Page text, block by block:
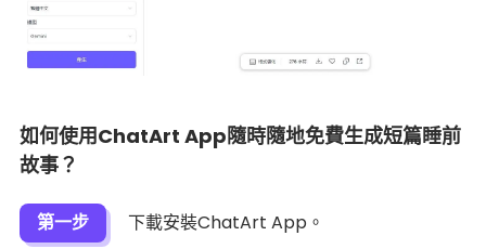
如何使用ChatArt App隨時隨地免費生成短篇睡前
故事？
第一步 下載安裝ChatArt App。